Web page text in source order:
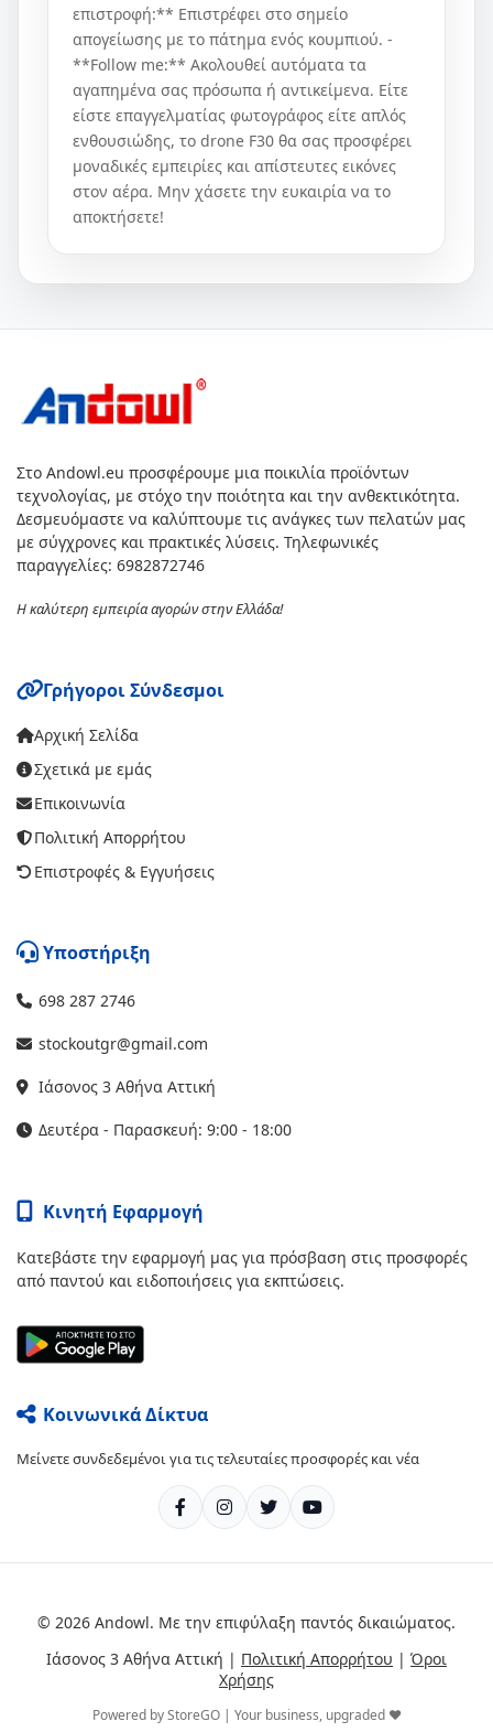
επιστροφή:** Επιστρέφει στο σημείο
απογείωσης με το πάτημα ενός κουμπιού. -
**Follow me:** Ακολουθεί αυτόματα τα
αγαπημένα σας πρόσωπα ή αντικείμενα. Είτε
είστε επαγγελματίας φωτογράφος είτε απλός
ενθουσιώδης, το drone F30 θα σας προσφέρει
μοναδικές εμπειρίες και απίστευτες εικόνες
στον αέρα. Μην χάσετε την ευκαιρία να το
αποκτήσετε!
Στο Andowl.eu προσφέρουμε μια ποικιλία προϊόντων
τεχνολογίας, με στόχο την ποιότητα και την ανθεκτικότητα.
Δεσμευόμαστε να καλύπτουμε τις ανάγκες των πελατών μας
με σύγχρονες και πρακτικές λύσεις. Τηλεφωνικές
παραγγελίες: 6982872746
Η καλύτερη εμπειρία αγορών στην Ελλάδα!
Γρήγοροι Σύνδεσμοι
Αρχική Σελίδα
Σχετικά με εμάς
Επικοινωνία
Πολιτική Απορρήτου
Επιστροφές & Εγγυήσεις
Υποστήριξη
698 287 2746
stockoutgr@gmail.com
Ιάσονος 3 Αθήνα Αττική
Δευτέρα - Παρασκευή: 9:00 - 18:00
Κινητή Εφαρμογή
Κατεβάστε την εφαρμογή μας για πρόσβαση στις προσφορές
από παντού και ειδοποιήσεις για εκπτώσεις.
Κοινωνικά Δίκτυα
Μείνετε συνδεδεμένοι για τις τελευταίες προσφορές και νέα
© 2026 Andowl. Με την επιφύλαξη παντός δικαιώματος.
Ιάσονος 3 Αθήνα Αττική | Πολιτική Απορρήτου | Όροι
Χρήσης
Powered by StoreGO | Your business, upgraded ❤️